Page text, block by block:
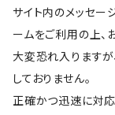
サイト内のメッセー
ームをご利用の上、
大変恐れ入ります
しておりません。
正確かつ迅速に対